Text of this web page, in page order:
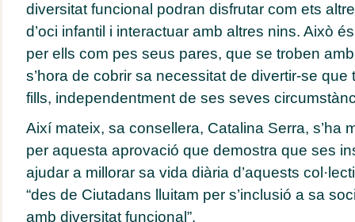
diversitat funcional podran disfrutar com ets
d’oci infantil i interactuar amb altres nins. Això
per ells com pes seus pares, que se troben
s’hora de cobrir sa necessitat de divertir-se
fills, independentment de ses seves
Així mateix, sa consellera, Catalina Serra, s’ha
per aquesta aprovació que demostra que ses
ajudar a millorar sa vida diària d’aquests
“des de Ciutadans lluitam per s’inclusió a sa
amb diversitat funcional”.